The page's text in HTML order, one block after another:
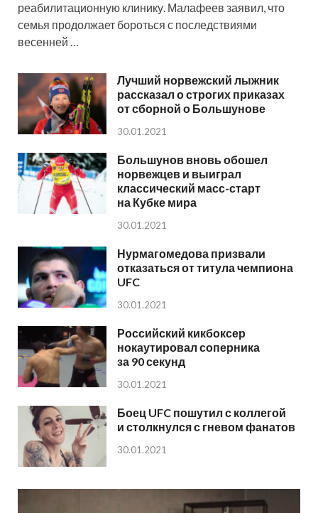
реабилитационную клинику. Малафеев заявил, что
семья продолжает бороться с последствиями
весенней …
Лучший норвежский лыжник
рассказал о строгих приказах
от сборной о Большунове
30.01.2021
Большунов вновь обошел
норвежцев и выиграл
классический масс-старт
на Кубке мира
30.01.2021
Нурмагомедова призвали
отказаться от титула чемпиона
UFC
30.01.2021
Российский кикбоксер
нокаутировал соперника
за 90 секунд
30.01.2021
Боец UFC пошутил с коллегой
и столкнулся с гневом фанатов
30.01.2021